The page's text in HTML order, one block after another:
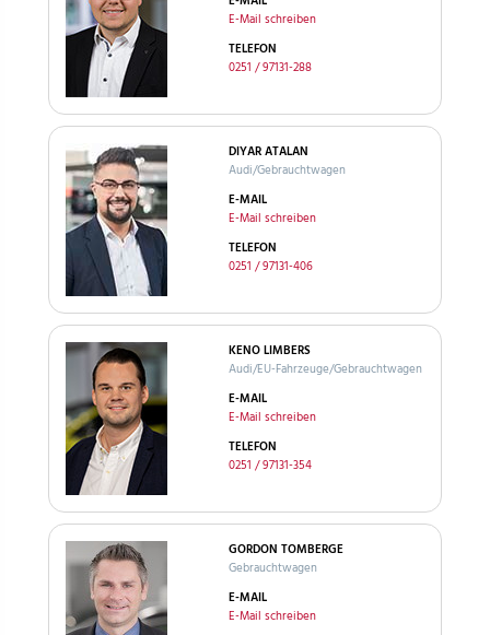
E-Mail schreiben
TELEFON
0251 / 97131-288
DIYAR ATALAN
Audi/Gebrauchtwagen
E-MAIL
E-Mail schreiben
TELEFON
0251 / 97131-406
KENO LIMBERS
Audi/EU-Fahrzeuge/Gebrauchtwagen
E-MAIL
E-Mail schreiben
TELEFON
0251 / 97131-354
GORDON TOMBERGE
Gebrauchtwagen
E-MAIL
E-Mail schreiben